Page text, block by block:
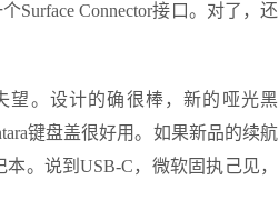
Surface Connector接口。对了，还
望。设计的确很棒，新的哑光黑
键盘盖很好用。如果新品的续航
。说到USB-C，微软固执己见，